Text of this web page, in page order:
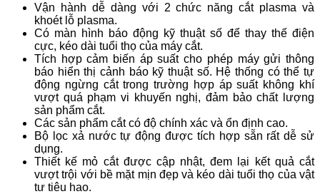
Vận hành dễ dàng với 2 chức năng cắt plasma và
khoét lỗ plasma.
Có màn hình báo động kỹ thuật số để thay thế điện
cực, kéo dài tuổi thọ của máy cắt.
Tích hợp cảm biến áp suất cho phép máy gửi thông
báo hiển thị cảnh báo kỹ thuật số. Hệ thống có thể tự
động ngừng cắt trong trường hợp áp suất không khí
vượt quá phạm vi khuyến nghị, đảm bảo chất lượng
sản phẩm cắt.
Các sản phẩm cắt có độ chính xác và ổn định cao.
Bộ lọc xả nước tự động được tích hợp sẵn rất dễ sử
dụng.
Thiết kế mỏ cắt được cập nhật, đem lại kết quả cắt
vượt trội với bề mặt mịn đẹp và kéo dài tuổi thọ của vật
tư tiêu hao.